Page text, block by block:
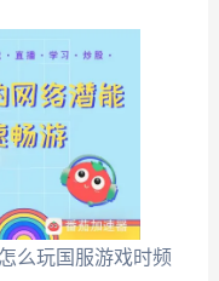
么玩国服游戏时频